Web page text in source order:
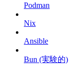
Podman
Nix
Ansible
Bun (実験的)